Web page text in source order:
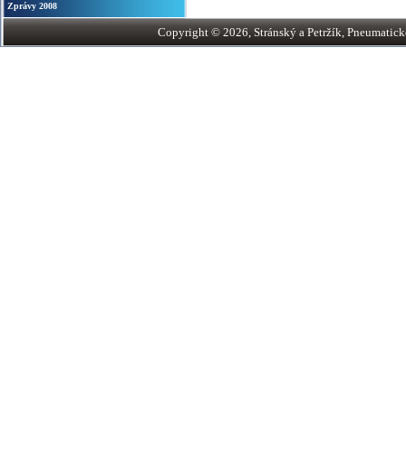
Zprávy 2008
Copyright © 2026, Stránský a Petržík,